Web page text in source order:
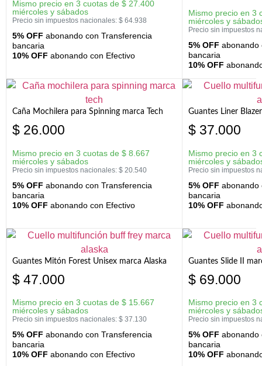
Mismo precio en 3 cuotas de $ 27.400
miércoles y sábados
Precio sin impuestos nacionales: $ 64.938
5% OFF abonando con Transferencia
bancaria
10% OFF abonando con Efectivo
Mismo precio en 3
miércoles y
Precio sin impuestos
5% OFF abonando
bancaria
10% OFF
Caña Mochilera para Spinning marca Tech
$ 26.000
Mismo precio en 3 cuotas de $ 8.667
miércoles y sábados
Precio sin impuestos nacionales: $ 20.540
5% OFF abonando con Transferencia
bancaria
10% OFF abonando con Efectivo
Guantes Liner
$ 37.000
Mismo precio en 3
miércoles y
Precio sin impuestos
5% OFF abonando
bancaria
10% OFF
Guantes Mitón Forest Unisex marca Alaska
$ 47.000
Mismo precio en 3 cuotas de $ 15.667
miércoles y sábados
Precio sin impuestos nacionales: $ 37.130
5% OFF abonando con Transferencia
bancaria
10% OFF abonando con Efectivo
Guantes Slide II
$ 69.000
Mismo precio en 3
miércoles y
Precio sin impuestos
5% OFF abonando
bancaria
10% OFF